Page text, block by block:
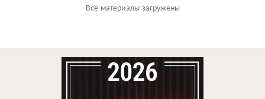
Все материалы загружены